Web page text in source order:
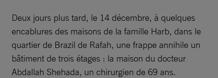
Deux jours plus tard, le 14 décembre, à quelques
encablures des maisons de la famille Harb, dans le
quartier de Brazil de Rafah, une frappe annihile un
bâtiment de trois étages : la maison du docteur
Abdallah Shehada, un chirurgien de 69 ans.